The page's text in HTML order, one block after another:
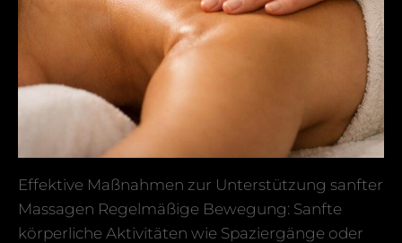
Effektive Maßnahmen zur Unterstützung sanfter
Massagen Regelmäßige Bewegung: Sanfte
körperliche Aktivitäten wie Spaziergänge oder